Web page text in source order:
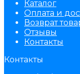
Каталог
Оплата и
Возврат
Отзывы
Контакты
Контакты